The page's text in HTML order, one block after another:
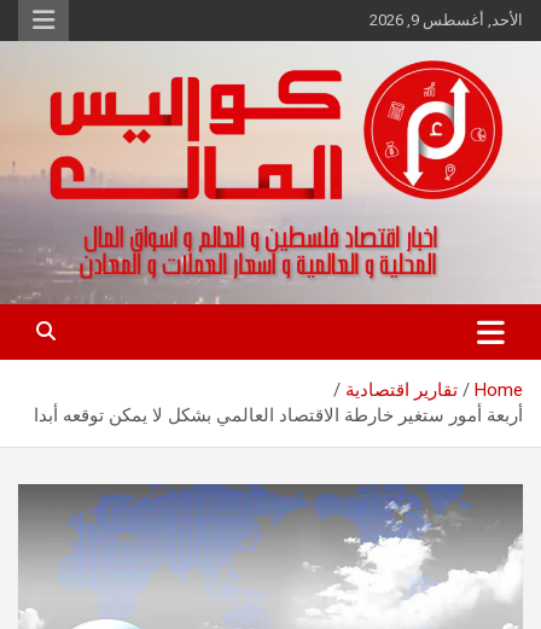
Skip
to
الأحد, أغسطس 9, 2026
كواليس المال
اخبار اقتصاد فلسطين و العالم و تقارير اسواق المال و العملات
Home
تقارير اقتصادية
أربعة أمور ستغير خارطة الاقتصاد العالمي بشكل لا يمكن توقعه أبدا